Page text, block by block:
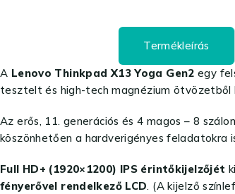
Termékleírás
A Lenovo Thinkpad X13 Yoga Gen2 egy
tesztelt és high-tech magnézium ötvözetből
Az erős, 11. generációs és 4 magos – 8
köszönhetően a hardverigényes feladatokra
Full HD+ (1920×1200) IPS érintőkijelzőjét
fényerővel rendelkező LCD. (A kijelző